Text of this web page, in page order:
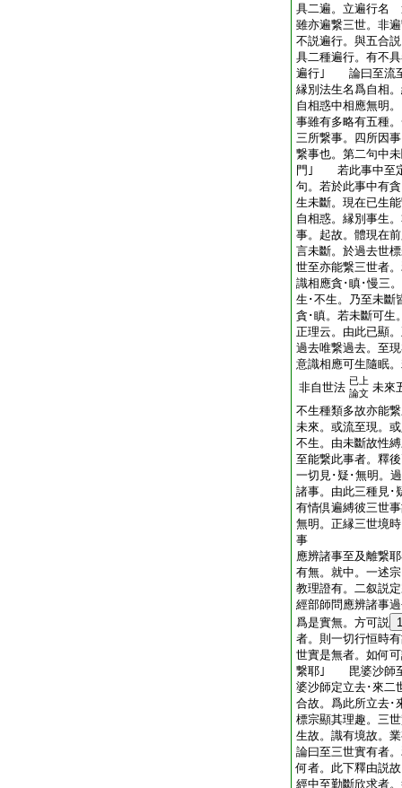
具二遍。立遍行名
雖亦遍繋三世。非
不説遍行。與五合
具二種遍行。有不
遍行｣ 論曰至流至
縁別法生名爲自相
自相惑中相應無明
事雖有多略有五種
三所繋事。四所因
繋事也。第二句中
門｣ 若此事中至
句。若於此事中有
生未斷。現在已生
自相惑。縁別事生
事。起故。體現在
言未斷。於過去
世至亦能繋三世者
識相應貪･瞋･慢三
生･不生。乃至未斷
貪･瞋。若未斷可生
正理云。由此已顯
過去唯繋過去。至
意識相應可生隨眠
非自世法 已上
論文 未來
不生種類多故亦能
未來。或流至現。
不生。由未斷故
至能繋此事者。釋
一切見･疑･無明。
諸事。由此三種見･
有情倶遍縛彼三世
無明。正縁三世境
事
應辨諸事至及離繋
有無。就中。一述
教理證有。二叙説
經部師問應辨諸事
爲是實無。方可説 1
者。則一切行恒時
世實是無者。如何
繋耶｣ 毘婆沙師至
婆沙師定立去･來二
合故。爲此所立去･
標宗顯其理趣。三
生故。識有境故。
論曰至三世實有
何者。此下釋由
經中至勤斷欣求者